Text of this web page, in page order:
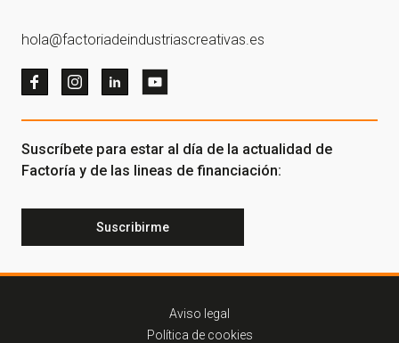
¡Gracias por suscribirte a
nuestra newsletter!
hola@factoriadeindustriascreativas.es
Suscríbete para estar al día de la actualidad de
Factoría y de las lineas de financiación:
Suscribirme
Aviso legal
Política de cookies